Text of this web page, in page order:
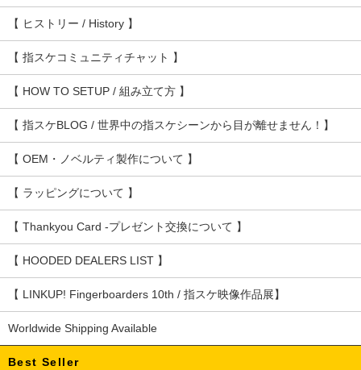
【 ヒストリー / History 】
【 指スケコミュニティチャット 】
【 HOW TO SETUP / 組み立て方 】
【 指スケBLOG / 世界中の指スケシーンから目が離せません！】
【 OEM・ノベルティ製作について 】
【 ラッピングについて 】
【 Thankyou Card -プレゼント交換について 】
【 HOODED DEALERS LIST 】
【 LINKUP! Fingerboarders 10th / 指スケ映像作品展】
Worldwide Shipping Available
Best Seller